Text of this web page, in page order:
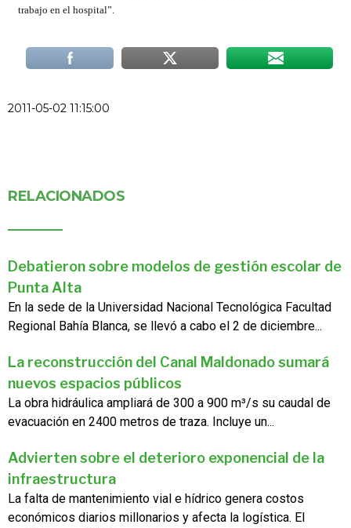
trabajo en el hospital”.
2011-05-02 11:15:00
RELACIONADOS
Debatieron sobre modelos de gestión escolar de
Punta Alta
En la sede de la Universidad Nacional Tecnológica Facultad
Regional Bahía Blanca, se llevó a cabo el 2 de diciembre...
La reconstrucción del Canal Maldonado sumará
nuevos espacios públicos
La obra hidráulica ampliará de 300 a 900 m³/s su caudal de
evacuación en 2400 metros de traza. Incluye un...
Advierten sobre el deterioro exponencial de la
infraestructura
La falta de mantenimiento vial e hídrico genera costos
económicos diarios millonarios y afecta la logística. El